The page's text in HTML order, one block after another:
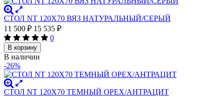
СТОЛ NT 120X70 ВЯЗ НАТУРАЛЬНЫЙ/СЕРЫЙ
11 500 ₽ 15 535 ₽
0
В корзину
В наличии
-26%
СТОЛ NT 120X70 ТЕМНЫЙ ОРЕХ/АНТРАЦИТ